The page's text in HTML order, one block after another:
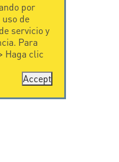
por
de
servicio y
Para
Haga clic
Accept